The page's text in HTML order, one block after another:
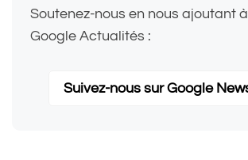
Soutenez-nous en nous ajoutant
Google Actualités :
Suivez-nous sur Google